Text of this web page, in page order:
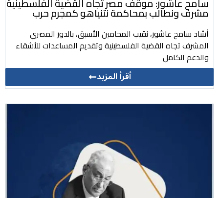
مشرف ونطالب بمحاكمة نتنياهو كمجرم حرب
أشاد سامح عاشور، نقيب المحامين الأسبق، بالدور المصري
المشرف تجاه القضية الفلسطينية وتقديم المساعدات للأشقاء
والدعم الكامل
أقرأ المزيد